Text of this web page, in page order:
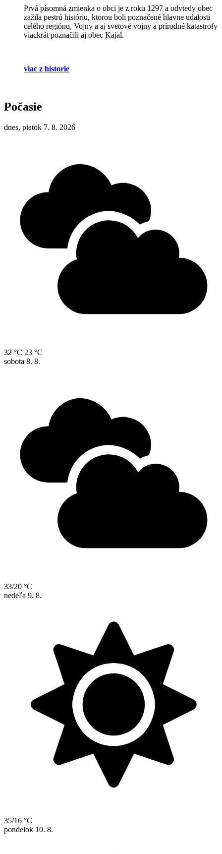
Prvá písomná zmienka o obci je z roku 1297 a odvtedy obec
zažila pestrú históriu, ktorou boli poznačené hlavne udalosti
celého regiónu, Vojny a aj svetové vojny a prírodné katastrofy
viackrát poznačili aj obec Kajal.
viac z historie
Počasie
dnes, piatok 7. 8. 2026
32 °C 23 °C
sobota 8. 8.
33/20 °C
nedeľa 9. 8.
35/16 °C
pondelok 10. 8.